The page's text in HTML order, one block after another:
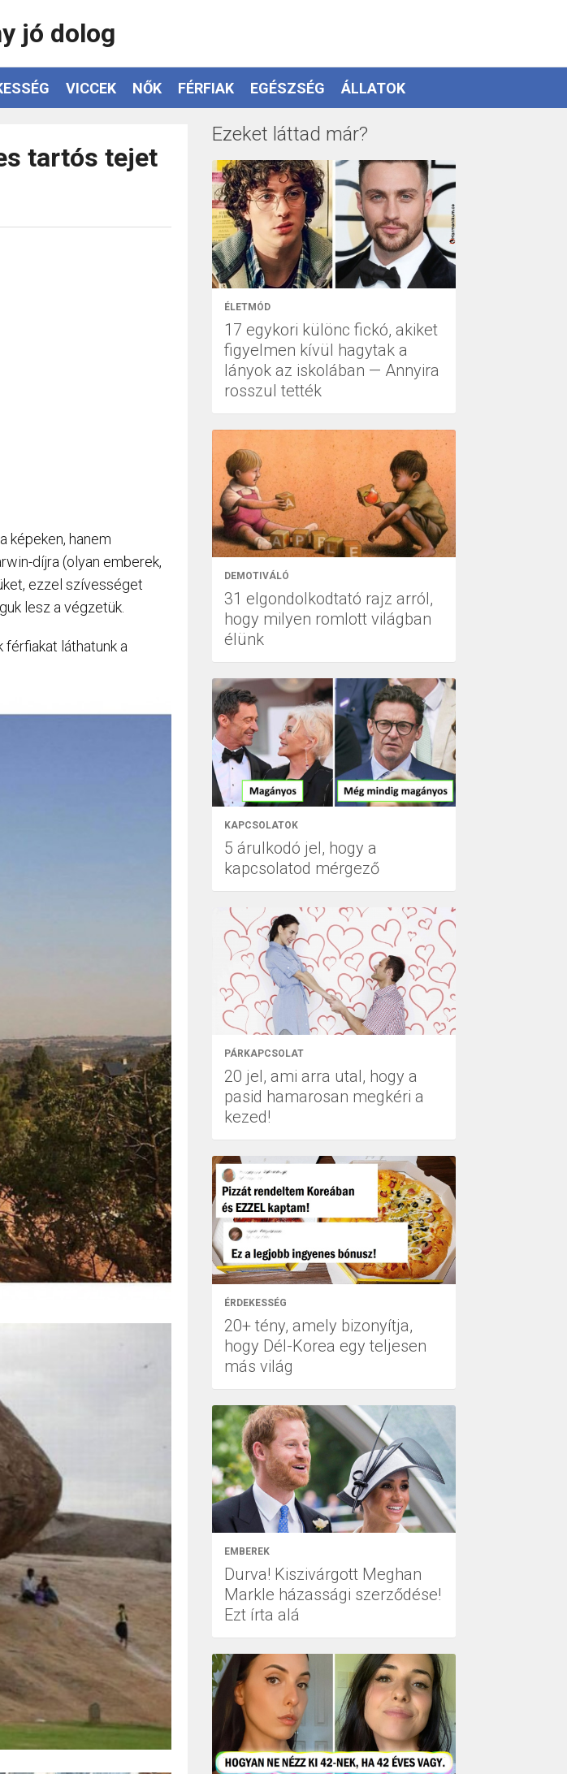
jó dolog
VICCEK NŐK FÉRFIAK EGÉSZSÉG ÁLLATOK
tartós tejet
képeken, hanem
díjra (olyan emberek,
ezzel szívességet
lesz a végzetük.
láthatunk a
Ezeket láttad már?
ÉLETMÓD
17 egykori különc fickó, akiket
figyelmen kívül hagytak a
lányok az iskolában — Annyira
rosszul tették
DEMOTIVÁLÓ
31 elgondolkodtató rajz arról,
hogy milyen romlott világban
élünk
KAPCSOLATOK
5 árulkodó jel, hogy a
kapcsolatod mérgező
PÁRKAPCSOLAT
20 jel, ami arra utal, hogy a
pasid hamarosan megkéri a
kezed!
ÉRDEKESSÉG
20+ tény, amely bizonyítja,
hogy Dél-Korea egy teljesen
más világ
EMBEREK
Durva! Kiszivárgott Meghan
Markle házassági szerződése!
Ezt írta alá